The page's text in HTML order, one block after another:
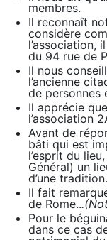
membres.
Il reconnaît
considère
l’association,
du 94 rue de
Il nous
l’ancienne
de personnes
Il apprécie
l’association
Avant de
bâti qui est
l’esprit du
Général) un
d’une tradition.
Il fait
de Rome..
Pour le
dans ce cas